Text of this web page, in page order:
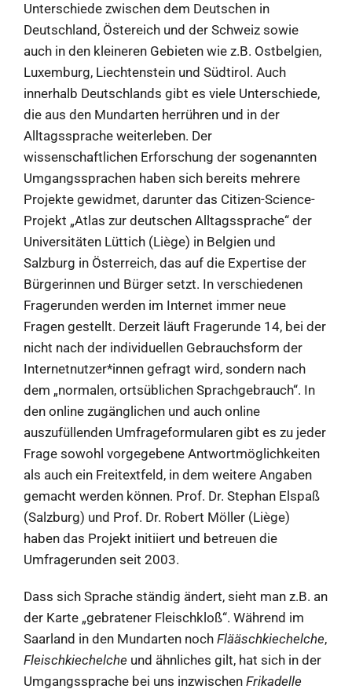
Unterschiede zwischen dem Deutschen in
Deutschland, Östereich und der Schweiz sowie
auch in den kleineren Gebieten wie z.B. Ostbelgien,
Luxemburg, Liechtenstein und Südtirol. Auch
innerhalb Deutschlands gibt es viele Unterschiede,
die aus den Mundarten herrühren und in der
Alltagssprache weiterleben. Der
wissenschaftlichen Erforschung der sogenannten
Umgangssprachen haben sich bereits mehrere
Projekte gewidmet, darunter das Citizen-Science-
Projekt „Atlas zur deutschen Alltagssprache“ der
Universitäten Lüttich (Liège) in Belgien und
Salzburg in Österreich, das auf die Expertise der
Bürgerinnen und Bürger setzt. In verschiedenen
Fragerunden werden im Internet immer neue
Fragen gestellt. Derzeit läuft Fragerunde 14, bei der
nicht nach der individuellen Gebrauchsform der
Internetnutzer*innen gefragt wird, sondern nach
dem „normalen, ortsüblichen Sprachgebrauch“. In
den online zugänglichen und auch online
auszufüllenden Umfrageformularen gibt es zu jeder
Frage sowohl vorgegebene Antwortmöglichkeiten
als auch ein Freitextfeld, in dem weitere Angaben
gemacht werden können. Prof. Dr. Stephan Elspaß
(Salzburg) und Prof. Dr. Robert Möller (Liège)
haben das Projekt initiiert und betreuen die
Umfragerunden seit 2003.
Dass sich Sprache ständig ändert, sieht man z.B. an
der Karte „gebratener Fleischkloß“. Während im
Saarland in den Mundarten noch Flääschkiechelche,
Fleischkiechelche und ähnliches gilt, hat sich in der
Umgangssprache bei uns inzwischen Frikadelle